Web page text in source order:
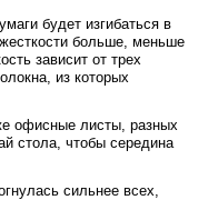
будет изгибаться в
больше, меньше
зависит от трех
из которых
офисные листы, разных
стола, чтобы середина
сильнее всех,